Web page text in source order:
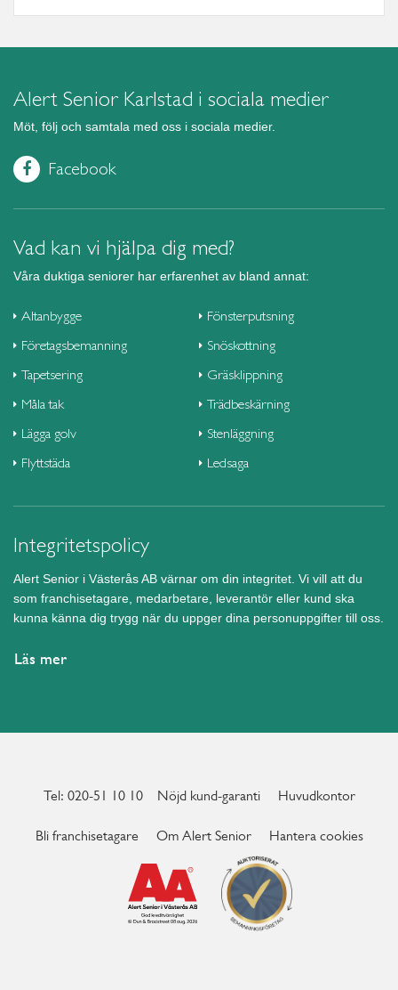
Alert Senior Karlstad i sociala medier
Möt, följ och samtala med oss i sociala medier.
Facebook
Vad kan vi hjälpa dig med?
Våra duktiga seniorer har erfarenhet av bland annat:
Altanbygge
Företagsbemanning
Tapetsering
Måla tak
Lägga golv
Flyttstäda
Fönsterputsning
Snöskottning
Gräsklippning
Trädbeskärning
Stenläggning
Ledsaga
Integritetspolicy
Alert Senior i Västerås AB värnar om din integritet. Vi vill att du
som franchisetagare, medarbetare, leverantör eller kund ska
kunna känna dig trygg när du uppger dina personuppgifter till oss.
Läs mer
Tel: 020-51 10 10 Nöjd kund-garanti Huvudkontor
Bli franchisetagare Om Alert Senior Hantera cookies